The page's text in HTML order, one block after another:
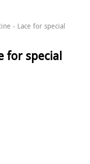
- Lace for special
for special